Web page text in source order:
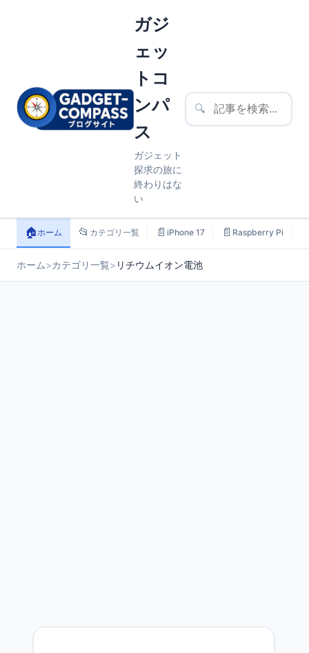
ガジ
ェッ
トコ
ンパ
ス
ガジェット
探求の旅に
終わりはな
い
🔍
🏠ホーム 📂 カテゴリ一覧 📄 iPhone 17 📄 Raspberry Pi
ホーム>カテゴリ一覧> リチウムイオン電池